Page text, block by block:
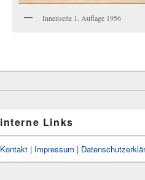
Innenseite 1. Auflage 1956
interne Links
Kontakt | Impressum |